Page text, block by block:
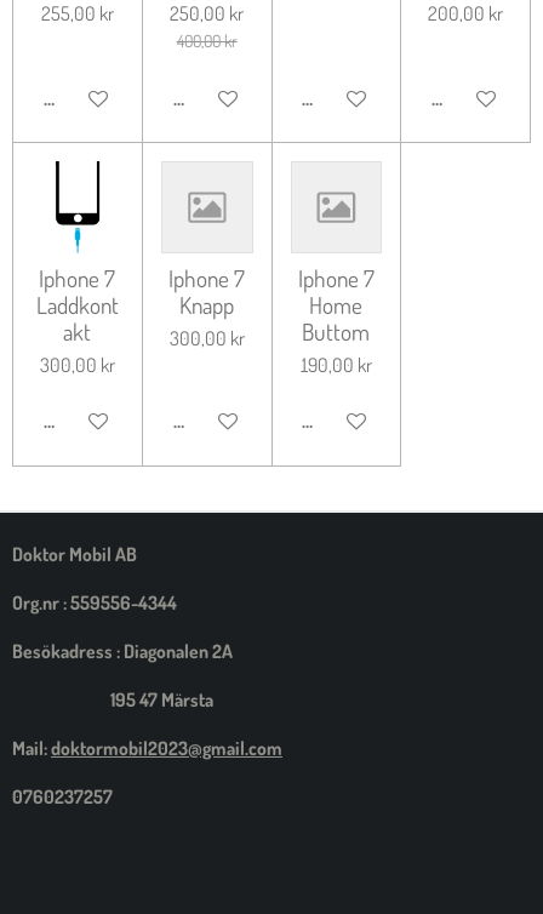
255,00 kr
LÄGG TILL I VARUKORG
250,00 kr
400,00 kr
LÄGG TILL I VARUKORGLÄGG TILL I VARUKORG
200,00 kr
LÄGG TILL I
Iphone 7
Laddkont
akt
300,00 kr
LÄGG TILL I VARUKORG
Iphone 7
Knapp
300,00 kr
LÄGG TILL I VARUKORG
Iphone 7
Home
Buttom
190,00 kr
LÄGG TILL I VARUKORG
Doktor Mobil AB
Org.nr : 559556-4344
Besökadress : Diagonalen 2A
195 47 Märsta
Mail:doktormobil2023@gmail.com
0760237257